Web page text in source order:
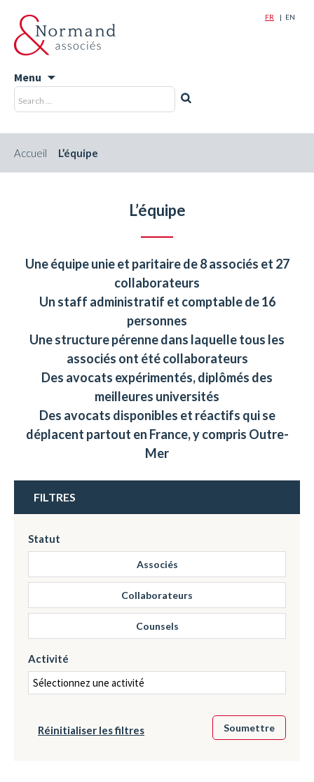
FR EN
Menu
Skip
to
Recherche
pour
Accueil L’équipe
L’équipe
Une équipe unie et paritaire de 8 associés et 27
collaborateurs
Un staff administratif et comptable de 16
personnes
Une structure pérenne dans laquelle tous les
associés ont été collaborateurs
Des avocats expérimentés, diplômés des
meilleures universités
Des avocats disponibles et réactifs qui se
déplacent partout en France, y compris Outre-
Mer
FILTRES
Statut
Associés
Collaborateurs
Counsels
Activité
Réinitialiser les filtres